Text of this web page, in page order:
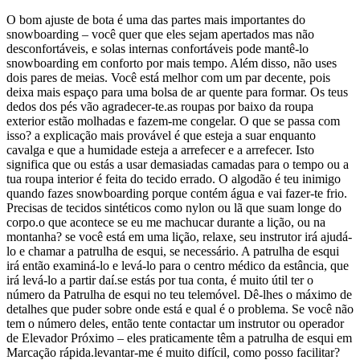
O bom ajuste de bota é uma das partes mais importantes do
snowboarding – você quer que eles sejam apertados mas não
desconfortáveis, e solas internas confortáveis pode mantê-lo
snowboarding em conforto por mais tempo. Além disso, não uses
dois pares de meias. Você está melhor com um par decente, pois
deixa mais espaço para uma bolsa de ar quente para formar. Os teus
dedos dos pés vão agradecer-te.as roupas por baixo da roupa
exterior estão molhadas e fazem-me congelar. O que se passa com
isso? a explicação mais provável é que esteja a suar enquanto
cavalga e que a humidade esteja a arrefecer e a arrefecer. Isto
significa que ou estás a usar demasiadas camadas para o tempo ou a
tua roupa interior é feita do tecido errado. O algodão é teu inimigo
quando fazes snowboarding porque contém água e vai fazer-te frio.
Precisas de tecidos sintéticos como nylon ou lã que suam longe do
corpo.o que acontece se eu me machucar durante a lição, ou na
montanha? se você está em uma lição, relaxe, seu instrutor irá ajudá-
lo e chamar a patrulha de esqui, se necessário. A patrulha de esqui
irá então examiná-lo e levá-lo para o centro médico da estância, que
irá levá-lo a partir daí.se estás por tua conta, é muito útil ter o
número da Patrulha de esqui no teu telemóvel. Dê-lhes o máximo de
detalhes que puder sobre onde está e qual é o problema. Se você não
tem o número deles, então tente contactar um instrutor ou operador
de Elevador Próximo – eles praticamente têm a patrulha de esqui em
Marcação rápida.levantar-me é muito difícil, como posso facilitar?